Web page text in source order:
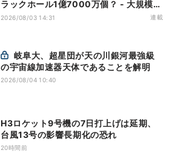
ラックホール1億7000万個？ - 大規模計
算が描くその分布
2026/08/03 14:31 連載
の宇宙線加速器天体であることを解明
2026/08/04 10:40
H3ロケット9号機の7日打上げは延期、
台風13号の影響長期化の恐れ
20時間前